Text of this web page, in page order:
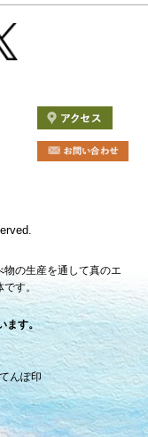
物の生産を通して真のエ
す。
ます。
んぽ印